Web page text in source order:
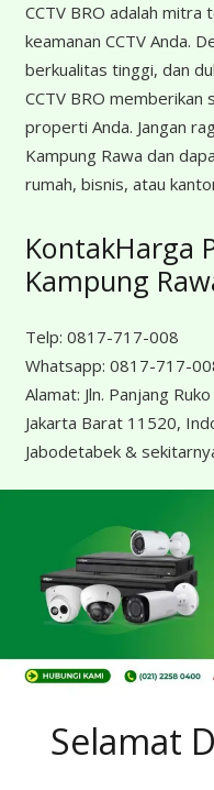
CCTV BRO adalah
keamanan CCTV Anda.
berkualitas tinggi, dan
CCTV BRO memberikan
properti Anda. Jangan
Kampung Rawa dan
rumah, bisnis, atau
KontakHarga
Kampung
Telp: 0817-717-008
Whatsapp: 0817-717-
Alamat: Jln. Panjang
Jakarta Barat 11520,
Jabodetabek &
Selamat